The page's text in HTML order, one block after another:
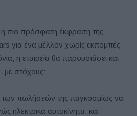
η πιο πρόσφατη έκφραση της
για ένα μέλλον χωρίς εκπομπές
η εταιρεία θα παρουσιάσει και
με στόχους:
πωλήσεών της παγκοσμίως να
ηλεκτρικά αυτοκίνητα, και